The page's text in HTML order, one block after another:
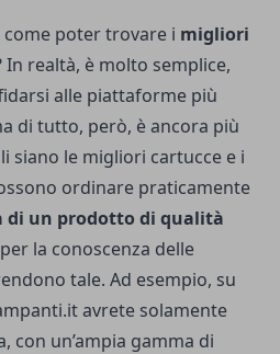
poter trovare i migliori
In realtà, è molto semplice,
alle piattaforme più
di tutto, però, è ancora più
siano le migliori cartucce e i
ordinare praticamente
di un prodotto di qualità
la conoscenza delle
tale. Ad esempio, su
avrete solamente
con un’ampia gamma di